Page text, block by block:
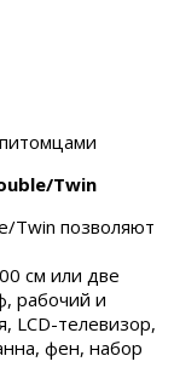
Twin
Twin позволяют
см или две
рабочий и
LCD-телевизор,
фен, набор